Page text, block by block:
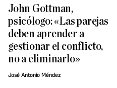
John Gottman,
psicólogo: «Las parejas
deben aprender a
gestionar el conflicto,
no a eliminarlo»
José Antonio Méndez